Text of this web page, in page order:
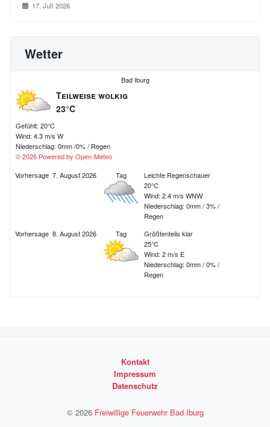
17. Juli 2026
Wetter
Bad Iburg
Teilweise wolkig
23°C
Gefühlt: 20°C
Wind: 4.3 m/s W
Niederschlag: 0mm/0%/ Regen
© 2026 Powered by Open-Meteo
Vorhersage 7. August 2026 Tag
Leichte Regenschauer
20°C
Wind: 2.4 m/s WNW
Niederschlag: 0mm/3%/
Regen
Vorhersage 8. August 2026 Tag
Größtenteils klar
25°C
Wind: 2 m/s E
Niederschlag: 0mm/0%/
Regen
Kontakt
Impressum
Datenschutz
© 2026 Freiwillige Feuerwehr Bad Iburg